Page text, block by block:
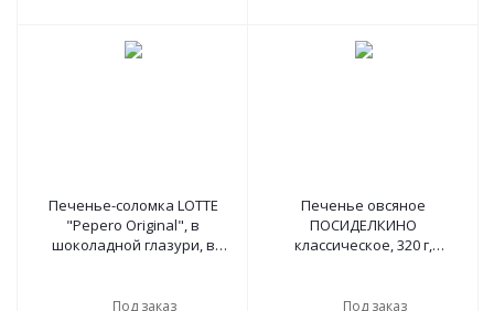
Печенье-соломка LOTTE
"Pepero Original", в
шоколадной глазури, в
Под заказ
Печенье овсяное
ПОСИДЕЛКИНО
классическое, 320 г,
Под заказ